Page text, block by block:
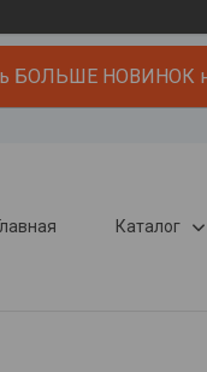
БОЛЬШЕ НОВИНОК
Каталог